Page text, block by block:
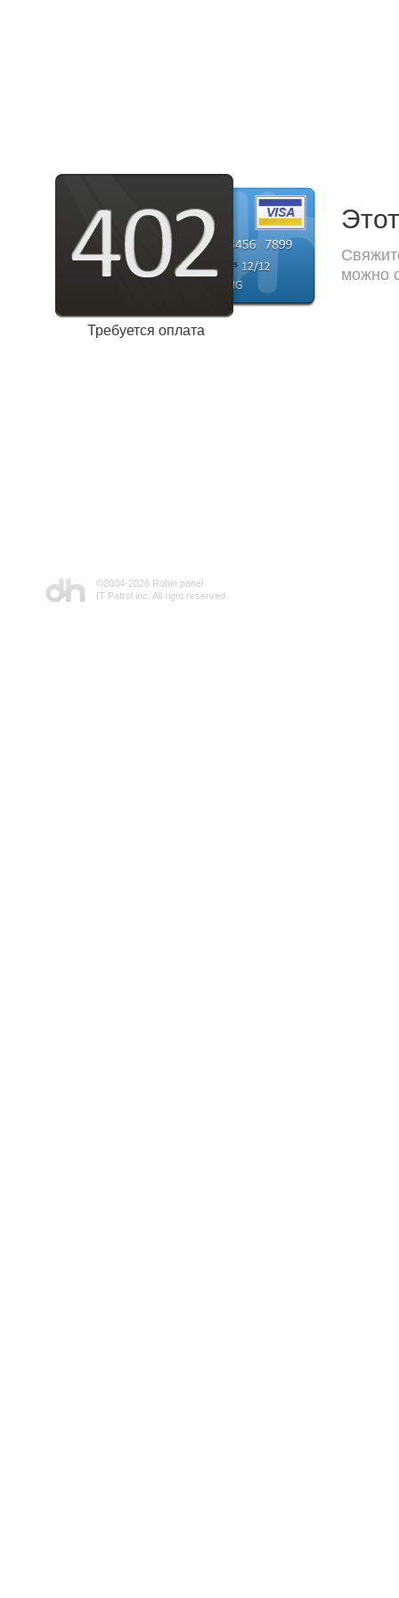
Требуется оплата
можно
©2004-2026 Robin panel
IT Patrol inc. All right reserved.